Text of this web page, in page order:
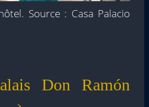
Source : Casa Palacio
Don Ramón